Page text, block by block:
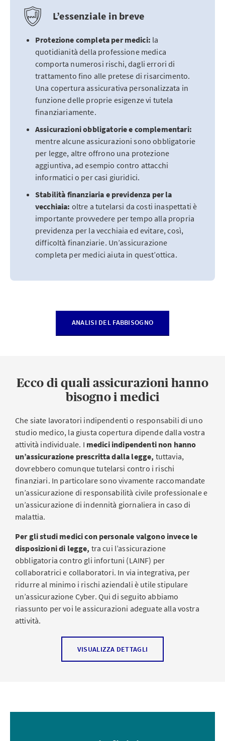
L’essenziale in breve
Protezione completa per medici: la
quotidianità della professione medica
comporta numerosi rischi, dagli errori di
trattamento fino alle pretese di risarcimento.
Una copertura assicurativa personalizzata in
funzione delle proprie esigenze vi tutela
finanziariamente.
Assicurazioni obbligatorie e complementari:
mentre alcune assicurazioni sono obbligatorie
per legge, altre offrono una protezione
aggiuntiva, ad esempio contro attacchi
informatici o per casi giuridici.
Stabilità finanziaria e previdenza per la
vecchiaia: oltre a tutelarsi da costi inaspettati è
importante provvedere per tempo alla propria
previdenza per la vecchiaia ed evitare, così,
difficoltà finanziarie. Un’assicurazione
completa per medici aiuta in quest’ottica.
ANALISI DEL FABBISOGNO
Ecco di quali assicurazioni hanno
bisogno i medici
Che siate lavoratori indipendenti o responsabili di uno
studio medico, la giusta copertura dipende dalla vostra
attività individuale. I medici indipendenti non hanno
un’assicurazione prescritta dalla legge, tuttavia,
dovrebbero comunque tutelarsi contro i rischi
finanziari. In particolare sono vivamente raccomandate
un’assicurazione di responsabilità civile professionale e
un’assicurazione di indennità giornaliera in caso di
malattia.
Per gli studi medici con personale valgono invece le
disposizioni di legge, tra cui l’assicurazione
obbligatoria contro gli infortuni (LAINF) per
collaboratrici e collaboratori. In via integrativa, per
ridurre al minimo i rischi aziendali è utile stipulare
un’assicurazione Cyber. Qui di seguito abbiamo
riassunto per voi le assicurazioni adeguate alla vostra
attività.
Assicurazione di responsabilità civile
professionale
Un errore nella diagnosi o un trattamento errato
VISUALIZZA DETTAGLI